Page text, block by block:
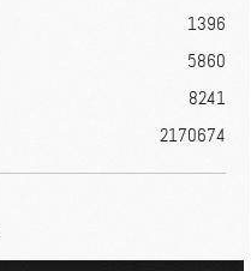
1396
5860
8241
2170674